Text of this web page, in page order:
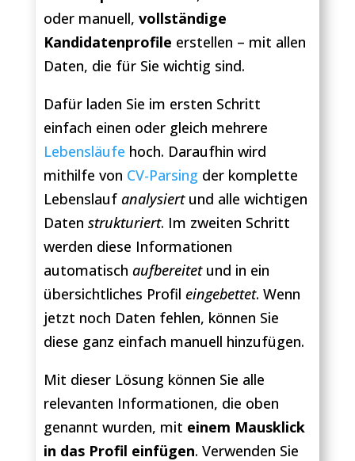
oder manuell, vollständige
Kandidatenprofile erstellen – mit allen
Daten, die für Sie wichtig sind.
Dafür laden Sie im ersten Schritt
einfach einen oder gleich mehrere
Lebensläufe hoch. Daraufhin wird
mithilfe von CV-Parsing der komplette
Lebenslauf analysiertund alle wichtigen
Daten strukturiert. Im zweiten Schritt
werden diese Informationen
automatisch aufbereitetund in ein
übersichtliches Profil eingebettet. Wenn
jetzt noch Daten fehlen, können Sie
diese ganz einfach manuell hinzufügen.
Mit dieser Lösung können Sie alle
relevanten Informationen, die oben
genannt wurden, mit einem Mausklick
in das Profil einfügen. Verwenden Sie